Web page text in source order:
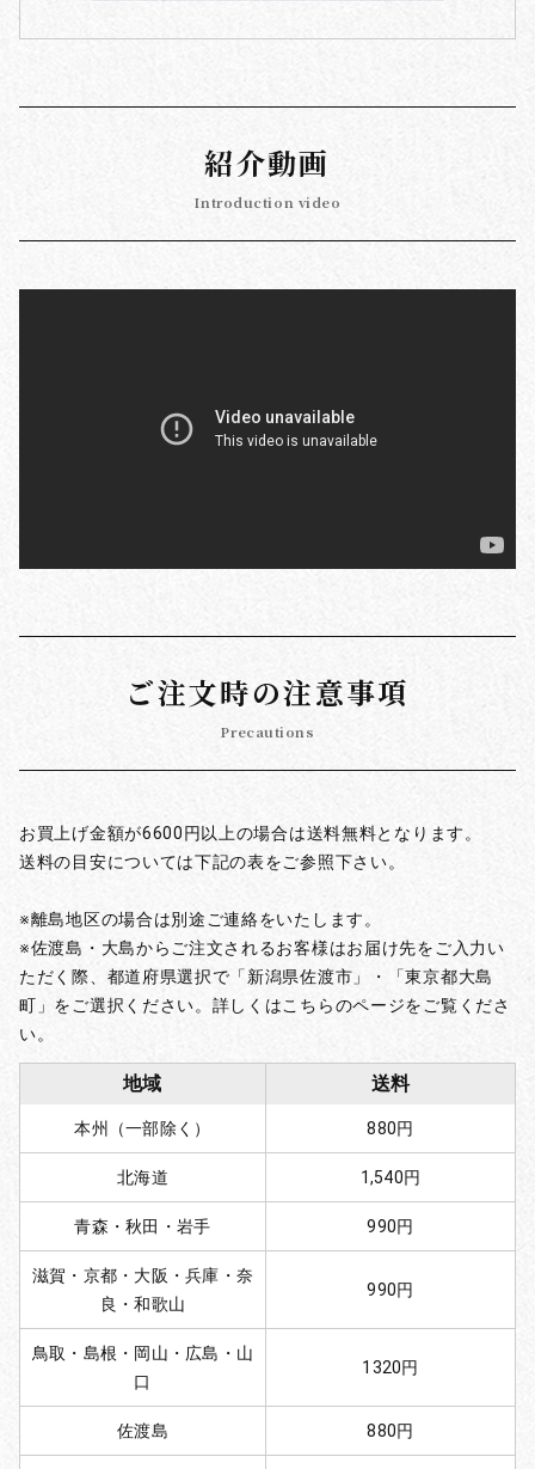
紹介動画
Introduction video
ご注文時の注意事項
Precautions
お買上げ金額が6600円以上の場合は送料無料となります。
送料の目安については下記の表をご参照下さい。
※離島地区の場合は別途ご連絡をいたします。
※佐渡島・大島からご注文されるお客様はお届け先をご入力い
ただく際、都道府県選択で「新潟県佐渡市」・「東京都大島
町」をご選択ください。詳しくはこちらのページをご覧くださ
い。
地域 送料
本州（一部除く） 880円
北海道 1,540円
青森・秋田・岩手 990円
滋賀・京都・大阪・兵庫・奈
良・和歌山
990円
鳥取・島根・岡山・広島・山
口
1320円
佐渡島 880円